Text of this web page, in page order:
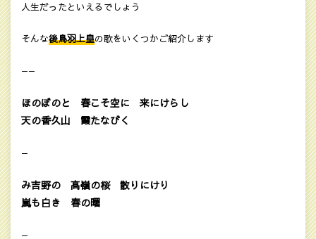
人生だったといえるでしょう
そんな後鳥羽上皇の歌をいくつかご紹介します
——
ほのぼのと 春こそ空に 来にけらし
天の香久山 霞たなびく
—
み吉野の 高嶺の桜 散りにけり
嵐も白き 春の曙
—